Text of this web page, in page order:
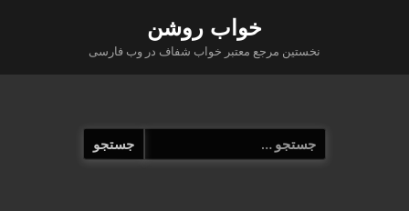
خواب روشن
نخستین مرجع معتبر خواب شفاف در وب فارسی
جستجو
برای: